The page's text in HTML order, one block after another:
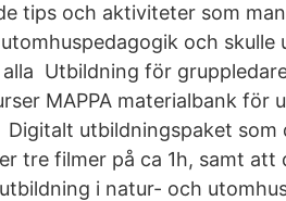
tips och aktiviteter som
och skulle
Utbildning för
MAPPA materialbank för
utbildningspaket som
tre filmer på ca 1h, samt att
i natur- och